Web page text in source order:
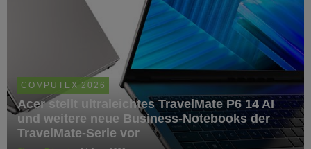
COMPUTEX 2026
Acer stellt ultraleichtes TravelMate P6 14 AI
und weitere neue Business-Notebooks der
TravelMate-Serie vor